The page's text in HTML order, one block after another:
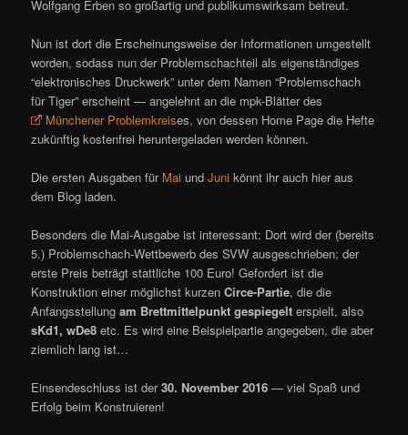
a
i
o
n
Wolfgang Erben so großartig und publikumswirksam betreut.
Nun ist dort die Erscheinungsweise der Informationen umgestellt
worden, sodass nun der Problemschachteil als eigenständiges
“elektronisches Druckwerk” unter dem Namen “Problemschach
für Tiger” erscheint — angelehnt an die mpk-Blätter des
Münchener Problemkreises, von dessen Home Page die Hefte
zukünftig kostenfrei heruntergeladen werden können.
Die ersten Ausgaben für Mai undJuni könnt ihr auch hier aus
dem Blog laden.
Besonders die Mai-Ausgabe ist interessant: Dort wird der (bereits
5.) Problemschach-Wettbewerb des SVW ausgeschrieben; der
erste Preis beträgt stattliche 100 Euro! Gefordert ist die
Konstruktion einer möglichst kurzenCirce-Partie, die die
Anfangsstellungam Brettmittelpunkt gespiegelt erspielt, also
sKd1, wDe8 etc. Es wird eine Beispielpartie angegeben, die aber
ziemlich lang ist…
Einsendeschluss ist der30. November 2016 — viel Spaß und
Erfolg beim Konstruieren!